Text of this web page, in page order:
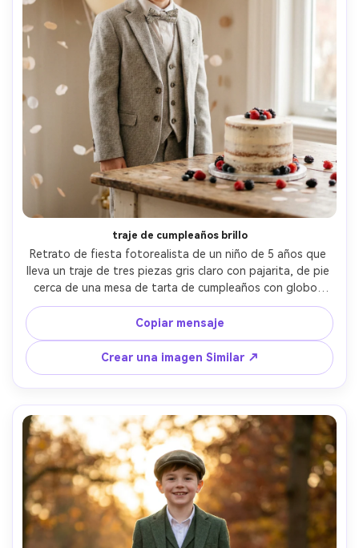
traje de cumpleaños brillo
Retrato de fiesta fotorealista de un niño de 5 años que
lleva un traje de tres piezas gris claro con pajarita, de pie
cerca de una mesa de tarta de cumpleaños con globos
neutros y confeti suaves, iluminación interior cálida,
tomada en Nikon Z6 II, 85mm f/1.8, medio cuerpo
enmarcado, bokeh cremoso, expresión alegre, textura de
piel realista, estilo de fotografía de eventos de alta
gama- -ar 4:5
Copiar mensaje
Crear una imagen Similar ↗
Crea imágenes IA
ilimitadas. 100 %
gratis!
Empieza Gratis→